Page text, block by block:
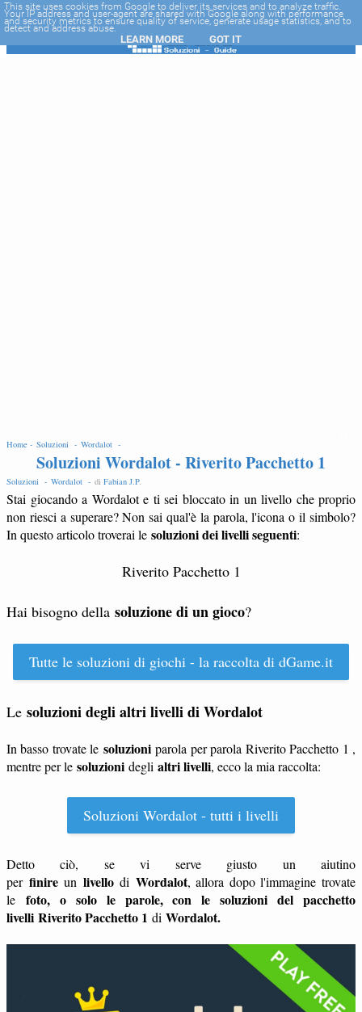
-->
Home - Soluzioni - Wordalot -
Soluzioni Wordalot - Riverito Pacchetto 1
Soluzioni - Wordalot - di Fabian J.P.
Stai giocando a Wordalot e ti sei bloccato in un livello che proprio
non riesci a superare? Non sai qual'è la parola, l'icona o il simbolo?
In questo articolo troverai le soluzioni dei livelli seguenti:
Riverito Pacchetto 1
Hai bisogno della soluzione di un gioco?
Tutte le soluzioni di giochi - la raccolta di dGame.it
Le soluzioni degli altri livelli di Wordalot
In basso trovate le soluzioniparola per parola Riverito Pacchetto 1 ,
mentre per le soluzioni degli altri livelli, ecco la mia raccolta:
Soluzioni Wordalot - tutti i livelli
Detto ciò, se vi serve giusto un aiutino
per finireun livellodi Wordalot, allora dopo l'immagine trovate
le foto, o solo le parole, con le soluzioni del pacchetto
livelli Riverito Pacchetto 1 di Wordalot.
This site uses cookies from Google to deliver its services and to analyze traffic.
Your IP address and user-agent are shared with Google along with performance
and security metrics to ensure quality of service, generate usage statistics, and to
detect and address abuse.
LEARN MORE GOT IT